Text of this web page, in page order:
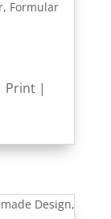
Print|